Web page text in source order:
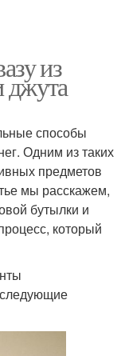
из
джута
способы
Одним из таких
предметов
мы расскажем,
бутылки и
который